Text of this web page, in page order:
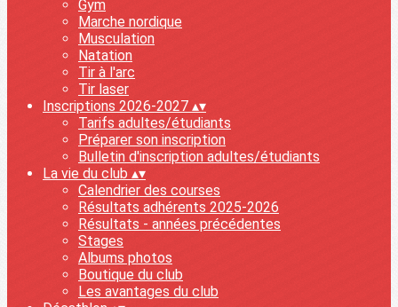
Gym
Marche nordique
Musculation
Natation
Tir à l'arc
Tir laser
Inscriptions 2026-2027 ▴▾
Tarifs adultes/étudiants
Préparer son inscription
Bulletin d'inscription adultes/étudiants
La vie du club ▴▾
Calendrier des courses
Résultats adhérents 2025-2026
Résultats - années précédentes
Stages
Albums photos
Boutique du club
Les avantages du club